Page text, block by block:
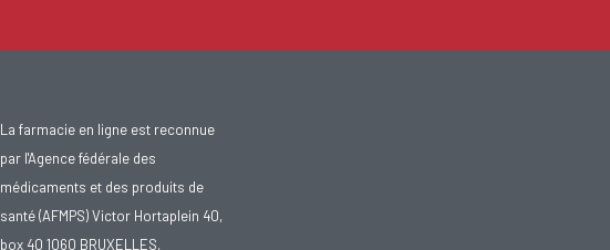
La farmacie en ligne est reconnue
par l'Agence fédérale des
médicaments et des produits de
santé (AFMPS) Victor Hortaplein 40,
box 40 1060 BRUXELLES,